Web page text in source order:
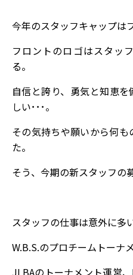
今年のスタッフキャップは
フロントのロゴはスタッ
る。
自信と誇り、勇気と知恵
しい･･･。
その気持ちや願いから何
た。
そう、今期の新スタッフの
スタッフの仕事は意外に多
W.B.S.のプロチームトーナ
JLBAのトーナメント運営